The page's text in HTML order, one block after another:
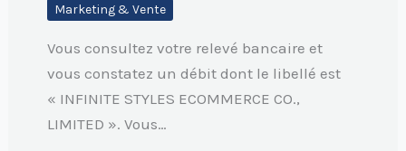
Marketing & Vente
Vous consultez votre relevé bancaire et
vous constatez un débit dont le libellé est
« INFINITE STYLES ECOMMERCE CO.,
LIMITED ». Vous…